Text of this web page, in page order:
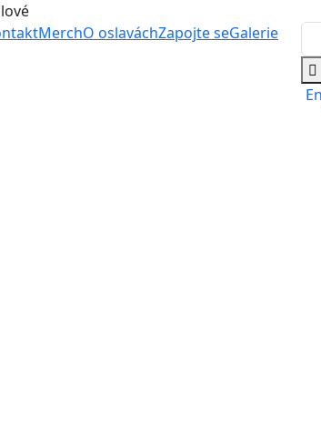
MerchO oslaváchZapojte seGalerie